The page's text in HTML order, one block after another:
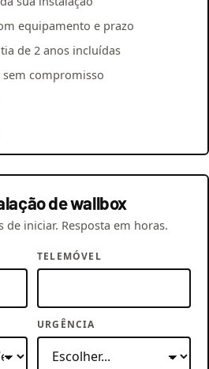
equipamento e prazo
de 2 anos incluídas
sem compromisso
de wallbox
iniciar. Resposta em horas.
TELEMÓVEL
URGÊNCIA